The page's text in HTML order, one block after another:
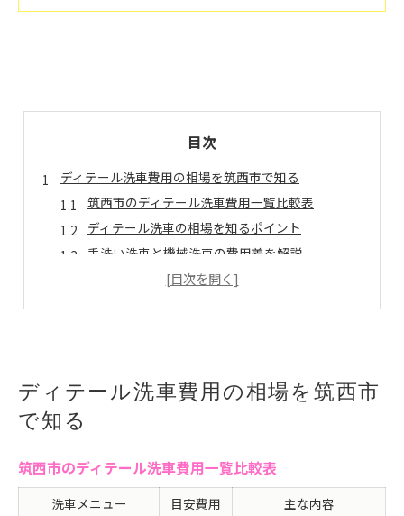
目次
ディテール洗車費用の相場を筑西市で知る
筑西市のディテール洗車費用一覧比較表
ディテール洗車の相場を知るポイント
手洗い洗車と機械洗車の費用差を解説
費用重視派が選ぶディテール洗車の特徴
筑西市で選ばれる洗車サービスの使い方
定期的なディテール洗車で得られる効果
茨城県筑西市で手頃に選べる洗車サービスとは
筑西市で手頃なディテール洗車の選び方
ディテール洗車費用の相場を筑西市
で知る
筑西市のディテール洗車費用一覧比較表
洗車メニュー 目安費用
主な内容